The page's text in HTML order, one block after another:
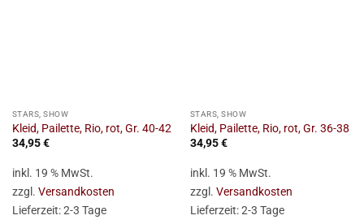
STARS, SHOW
Kleid, Pailette, Rio, rot, Gr. 40-42
34,95€
inkl. 19 % MwSt.
zzgl. Versandkosten
Lieferzeit:2-3 Tage
STARS, SHOW
Kleid, Pailette, Rio, rot, Gr. 36-38
34,95€
inkl. 19 % MwSt.
zzgl. Versandkosten
Lieferzeit:2-3 Tage